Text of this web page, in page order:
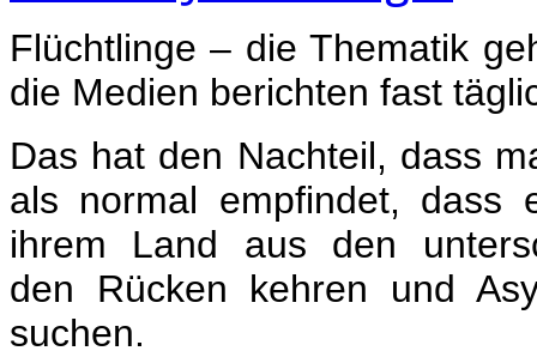
Flüchtlinge – die Thematik
die Medien berichten fast
Das hat den Nachteil, dass
als normal empfindet, dass
ihrem Land aus den
den Rücken kehren und
suchen.